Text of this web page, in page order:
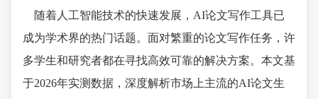
随着人工智能技术的快速发展，AI论文写作工具已
成为学术界的热门话题。面对繁重的论文写作任务，许
多学生和研究者都在寻找高效可靠的解决方案。本文基
于2026年实测数据，深度解析市场上主流的AI论文生